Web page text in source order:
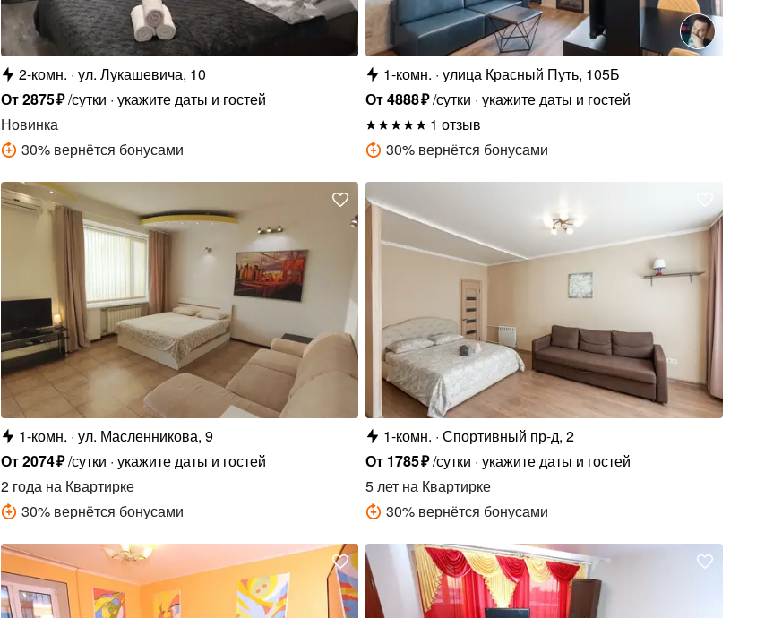
2-комн. ул. Лукашевича, 10
От2875₽/сутки укажите даты и гостей
Новинка
30% вернётся бонусами
1-комн. улица Красный Путь, 105Б
От4888₽/сутки укажите даты и гостей
1 отзыв
30% вернётся бонусами
1-комн. ул. Масленникова, 9
От2074₽/сутки укажите даты и гостей
2 года на Квартирке
30% вернётся бонусами
1-комн. Спортивный пр-д, 2
От 1785₽/сутки укажите даты и гостей
5 лет на Квартирке
30% вернётся бонусами